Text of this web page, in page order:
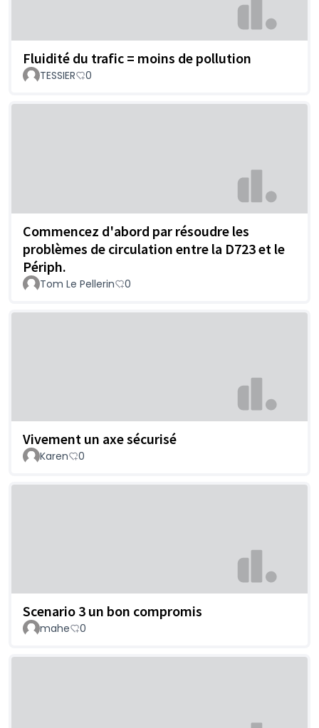
Fluidité du trafic = moins de pollution
TESSIER 0
Commencez d'abord par résoudre les
problèmes de circulation entre la D723 et le
Périph.
Tom Le Pellerin 0
Vivement un axe sécurisé
Karen 0
Scenario 3 un bon compromis
mahe 0